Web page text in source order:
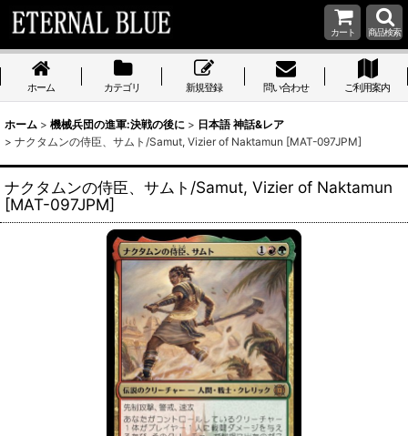
カート 商品検索
ホーム カテゴリ 新規登録 問い合わせ ご利用案内
ホーム > 機械兵団の進軍:決戦の後に > 日本語 神話&レア
> ナクタムンの侍臣、サムト/Samut, Vizier of Naktamun [MAT-097JPM]
ナクタムンの侍臣、サムト/Samut, Vizier of Naktamun
[MAT-097JPM]